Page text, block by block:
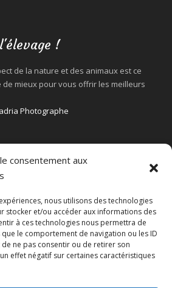
consentement aux
nous utilisons des technologies
stocker et/ou accéder aux informations des
à ces technologies nous permettra de
le comportement de navigation ou les ID
de ne pas consentir ou de retirer son
effet négatif sur certaines caractéristiques
!
de la nature et des animaux est ce
mieux pour vous offrir les meilleurs
Photographe